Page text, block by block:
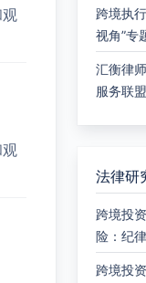
跨境执
视角”专
汇衡律
服务联
法律研
跨境投
险：纪
跨境投